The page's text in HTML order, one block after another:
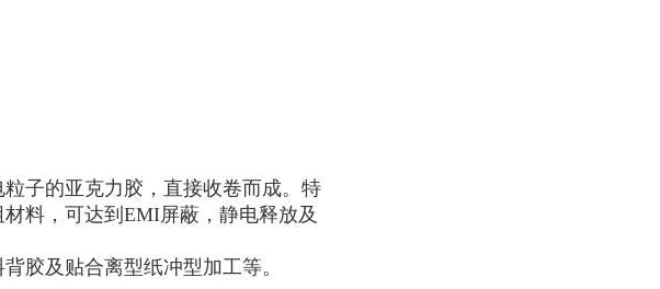
子的亚克力胶，直接收卷而成。特
料，可达到EMI屏蔽，静电释放及
胶及贴合离型纸冲型加工等。